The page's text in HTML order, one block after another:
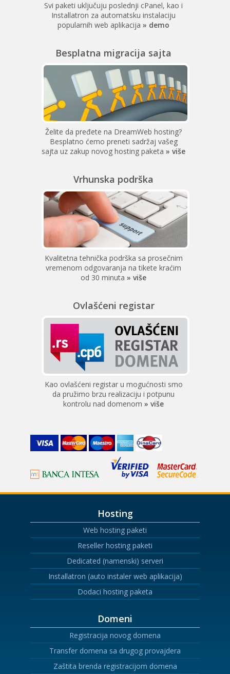
Svi paketi uključuju poslednji cPanel, kao i
Installatron za automatsku instalaciju
popularnih web aplikacija » demo
Besplatna migracija sajta
Želite da pređete na DreamWeb hosting?
Besplatno ćemo preneti sadržaj vašeg
sajta uz zakup novog hosting paketa » više
Vrhunska podrška
Kvalitetna tehnička podrška sa prosečnim
vremenom odgovaranja na tikete kraćim
od 30 minuta » više
Ovlašćeni registar
Kao ovlašćeni registar u mogućnosti smo
da pružimo brzu realizaciju i potpunu
kontrolu nad domenom » više
Hosting
Web hosting paketi
Reseller hosting paketi
Dedicated (namenski) serveri
Installatron (auto instaler web aplikacija)
Dodaci hosting paketa
Domeni
Registracija novog domena
Transfer domena sa drugog provajdera
Zaštita brenda registracijom domena